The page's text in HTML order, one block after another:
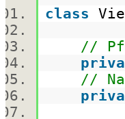
class
//
//